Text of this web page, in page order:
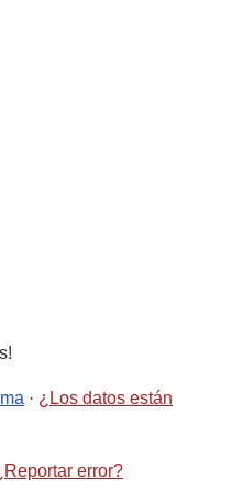
· ¿Los datos están
error?